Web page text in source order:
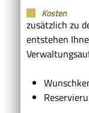
Kosten
zusätzlich zu
entstehen